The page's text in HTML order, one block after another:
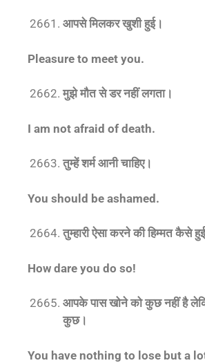
आपसे मिलकर खुशी हुई।
Pleasure to meet you.
मुझे मौत से डर नहीं लगता।
I am not afraid of death.
तुम्हें शर्म आनी चाहिए।
You should be ashamed.
तुम्हारी ऐसा करने की हिम्मत कैसे
How dare you do so!
आपके पास खोने को कुछ नहीं है
कुछ।
You have nothing to lose but a